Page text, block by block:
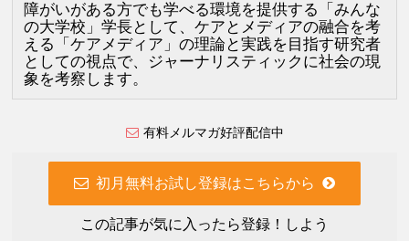
障がいがある方でも学べる環境を提供する「みんな
の大学校」学長として、ケアとメディアの融合を考
える「ケアメディア」の理論と実践を目指す研究者
としての視点で、ジャーナリスティックに社会の現
象を考察します。
有料メルマガ好評配信中
初月無料お試し登録はこちらから
この記事が気に入ったら登録！しよう